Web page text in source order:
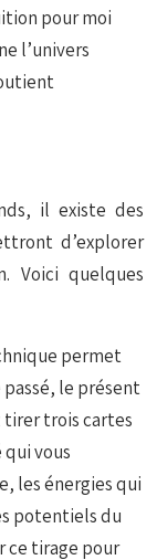
pour moi
l’univers
il existe des
d’explorer
Voici quelques
permet
le présent
tirer trois cartes
vous
les énergies qui
potentiels du
ce tirage pour